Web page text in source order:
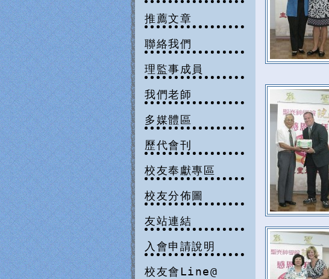
推薦文章
聯絡我們
理監事成員
我們老師
多媒體區
歷代會刊
校友奉獻專區
校友分佈圖
友站連結
入會申請說明
校友會Line@